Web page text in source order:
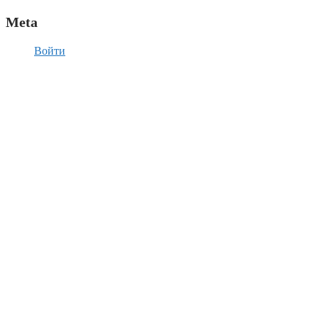
Meta
Войти